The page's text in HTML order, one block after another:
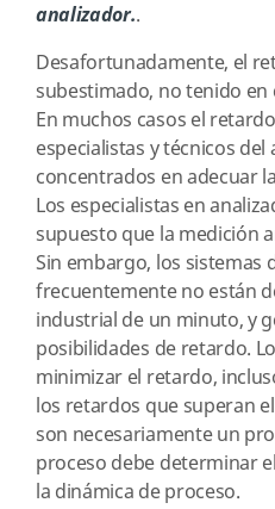
analizador..
Desafortunadamente, el
subestimado, no tenido
En muchos casos el
especialistas y técnicos del
concentrados en adecuar
Los especialistas en
supuesto que la medición
Sin embargo, los sistemas
frecuentemente no están
industrial de un minuto, y
posibilidades de retardo.
minimizar el retardo,
los retardos que superan
son necesariamente un
proceso debe determinar
la dinámica de proceso.